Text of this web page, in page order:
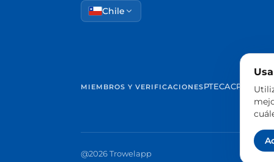
Chile
MIEMBROS Y VERIFICACIONESPTECACP
@2026 Trowelapp Aviso